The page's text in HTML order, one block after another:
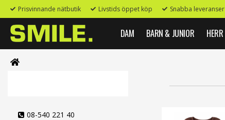
Prisvinnande nätbutik Livstids öppet köp Snabba leveranser
DAM BARN & JUNIOR HERR
08-540 221 40